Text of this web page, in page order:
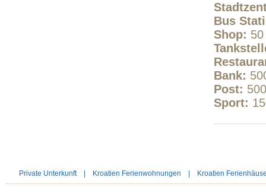
Bus
Shop:
Bank:
Post:
Sport:
Private Unterkunft| Kroatien Ferienwohnungen Kroatien